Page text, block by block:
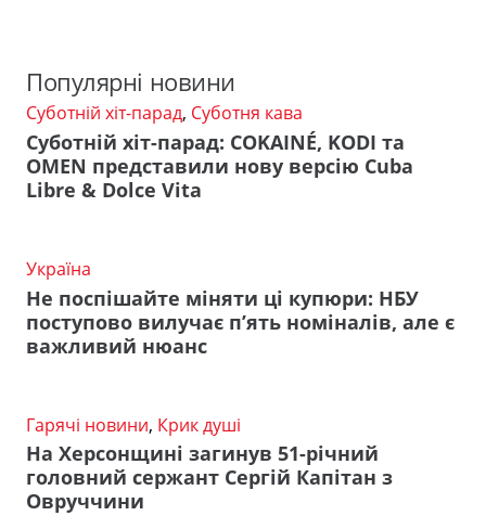
Популярні новини
Суботній хіт-парад, Суботня кава
Суботній хіт-парад: COKAINÉ, KODI та
OMEN представили нову версію Cuba
Libre & Dolce Vita
Україна
Не поспішайте міняти ці купюри: НБУ
поступово вилучає п’ять номіналів, але є
важливий нюанс
Гарячі новини, Крик душі
На Херсонщині загинув 51-річний
головний сержант Сергій Капітан з
Овруччини